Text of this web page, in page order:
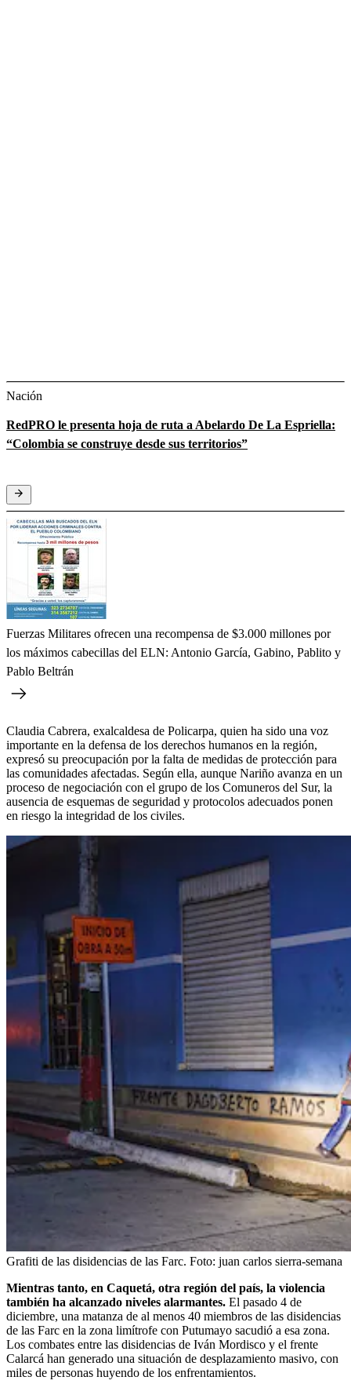
Nación
RedPRO le presenta hoja de ruta a Abelardo De La Espriella:
“Colombia se construye desde sus territorios”
Fuerzas Militares ofrecen una recompensa de $3.000 millones por
los máximos cabecillas del ELN: Antonio García, Gabino, Pablito y
Pablo Beltrán
Claudia Cabrera, exalcaldesa de Policarpa, quien ha sido una voz
importante en la defensa de los derechos humanos en la región,
expresó su preocupación por la falta de medidas de protección para
las comunidades afectadas. Según ella, aunque Nariño avanza en un
proceso de negociación con el grupo de los Comuneros del Sur, la
ausencia de esquemas de seguridad y protocolos adecuados ponen
en riesgo la integridad de los civiles.
Grafiti de las disidencias de las Farc. Foto: juan carlos sierra-semana
Mientras tanto, en Caquetá, otra región del país, la violencia
también ha alcanzado niveles alarmantes. El pasado 4 de
diciembre, una matanza de al menos 40 miembros de las disidencias
de las Farc en la zona limítrofe con Putumayo sacudió a esa zona.
Los combates entre las disidencias de Iván Mordisco y el frente
Calarcá han generado una situación de desplazamiento masivo, con
miles de personas huyendo de los enfrentamientos.